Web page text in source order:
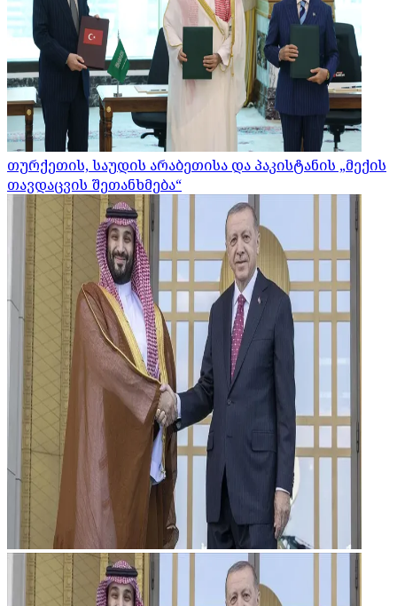
თურქეთის, საუდის არაბეთისა და პაკისტანის „მექის
თავდაცვის შეთანხმება“